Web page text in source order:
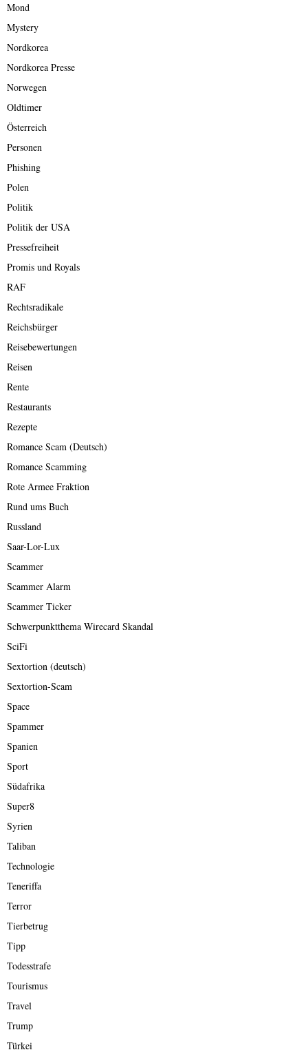
Mond
Mystery
Nordkorea
Nordkorea Presse
Norwegen
Oldtimer
Österreich
Personen
Phishing
Polen
Politik
Politik der USA
Pressefreiheit
Promis und Royals
RAF
Rechtsradikale
Reichsbürger
Reisebewertungen
Reisen
Rente
Restaurants
Rezepte
Romance Scam (Deutsch)
Romance Scamming
Rote Armee Fraktion
Rund ums Buch
Russland
Saar-Lor-Lux
Scammer
Scammer Alarm
Scammer Ticker
Schwerpunktthema Wirecard Skandal
SciFi
Sextortion (deutsch)
Sextortion-Scam
Space
Spammer
Spanien
Sport
Südafrika
Super8
Syrien
Taliban
Technologie
Teneriffa
Terror
Tierbetrug
Tipp
Todesstrafe
Tourismus
Travel
Trump
Türkei